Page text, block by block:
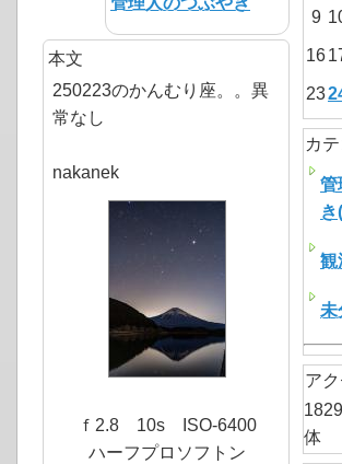
本文
250223のかんむり座。。異
常なし
nakanek
ｆ2.8 10s ISO-6400
ハーフプロソフトン
9
16
23
カ
管
観
未
ア
体